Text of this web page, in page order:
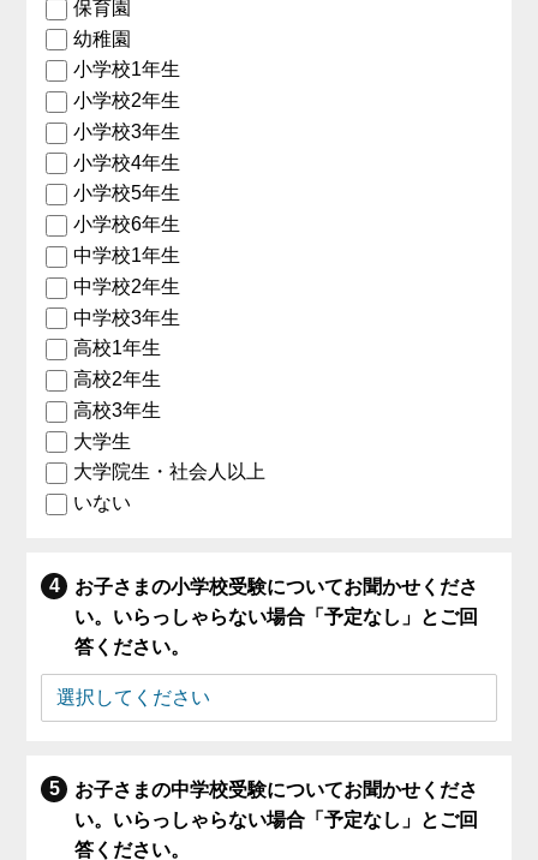
保育園
幼稚園
小学校1年生
小学校2年生
小学校3年生
小学校4年生
小学校5年生
小学校6年生
中学校1年生
中学校2年生
中学校3年生
高校1年生
高校2年生
高校3年生
大学生
大学院生・社会人以上
いない
お子さまの小学校受験についてお聞かせくださ
い。いらっしゃらない場合「予定なし」とご回
答ください。
お子さまの中学校受験についてお聞かせくださ
い。いらっしゃらない場合「予定なし」とご回
答ください。